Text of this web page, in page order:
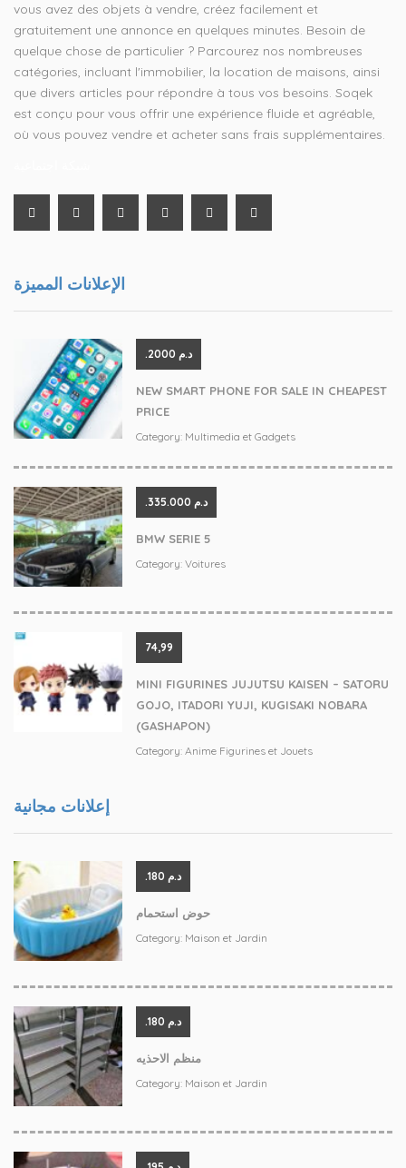
vous avez des objets à vendre, créez facilement et
gratuitement une annonce en quelques minutes. Besoin de
quelque chose de particulier ? Parcourez nos nombreuses
catégories, incluant l'immobilier, la location de maisons, ainsi
que divers articles pour répondre à tous vos besoins. Soqek
est conçu pour vous offrir une expérience fluide et agréable,
où vous pouvez vendre et acheter sans frais supplémentaires.
الإعلانات المميزة
.د.م 2000
NEW SMART PHONE FOR SALE IN CHEAPEST
PRICE
Category: Multimedia et Gadgets
.د.م 335.000
BMW SERIE 5
Category: Voitures
74,99
MINI FIGURINES JUJUTSU KAISEN – SATORU
GOJO, ITADORI YUJI, KUGISAKI NOBARA
(GASHAPON)
Category: Anime Figurines et Jouets
إعلانات مجانية
.د.م 180
حوض استحمام
Category: Maison et Jardin
.د.م 180
منظم الاحذيه
Category: Maison et Jardin